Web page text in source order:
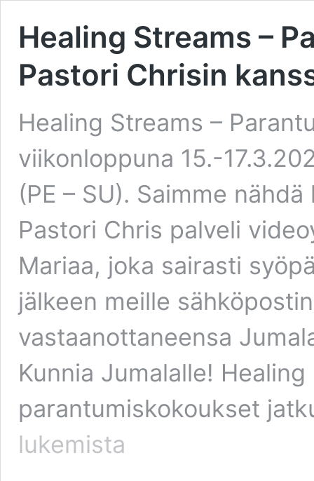
Healing Streams –
Pastori Chrisin
Healing Streams –
viikonloppuna 15.-
(PE – SU). Saimme
Pastori Chris palveli
Mariaa, joka sairasti
jälkeen meille
vastaanottaneensa
Kunnia Jumalalle! Healing
parantumiskokoukset
lukemista